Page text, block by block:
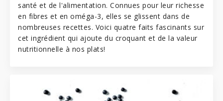
santé et de l'alimentation. Connues pour leur richesse
en fibres et en oméga-3, elles se glissent dans de
nombreuses recettes. Voici quatre faits fascinants sur
cet ingrédient qui ajoute du croquant et de la valeur
nutritionnelle à nos plats!